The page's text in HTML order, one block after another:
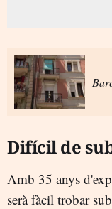
Difícil de
Amb 35 anys
serà fàcil trobar